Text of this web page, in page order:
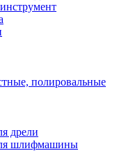
полировальные
дрели
шлифмашины